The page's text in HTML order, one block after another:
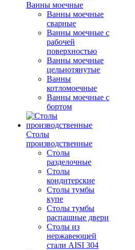
Ванны моечные
Ванны моечные
сварные
Ванны моечные с
рабочей
поверхностью
Ванны моечные
цельнотянутые
Ванны
котломоечные
Ванны моечные с
бортом
Столы
производственные
Столы
разделочные
Столы
кондитерские
Столы тумбы
купе
Столы тумбы
распашные двери
Столы из
нержавеющей
стали AISI 304